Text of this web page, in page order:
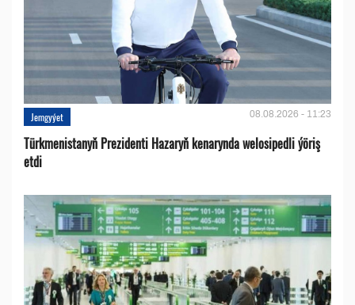
Jemgyýet 08.08.2026 - 11:23
Türkmenistanyň Prezidenti Hazaryň kenarynda welosipedli ýöriş
etdi